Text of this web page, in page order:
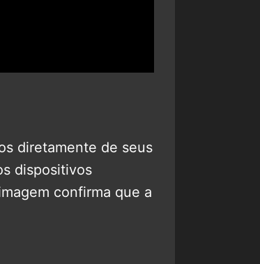
diretamente de seus
dispositivos
confirma que a